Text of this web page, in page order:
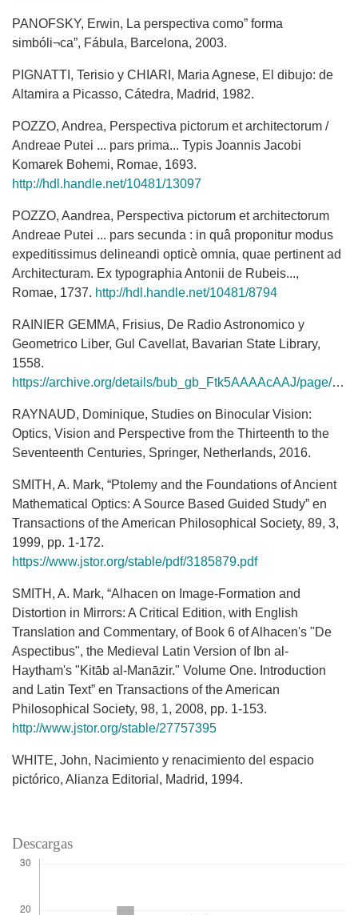
PANOFSKY, Erwin, La perspectiva como” forma
simbóli¬ca”, Fábula, Barcelona, 2003.
PIGNATTI, Terisio y CHIARI, Maria Agnese, El dibujo: de
Altamira a Picasso, Cátedra, Madrid, 1982.
POZZO, Andrea, Perspectiva pictorum et architectorum /
Andreae Putei ... pars prima... Typis Joannis Jacobi
Komarek Bohemi, Romae, 1693.
http://hdl.handle.net/10481/13097
POZZO, Aandrea, Perspectiva pictorum et architectorum
Andreae Putei ... pars secunda : in quâ proponitur modus
expeditissimus delineandi opticè omnia, quae pertinent ad
Architecturam. Ex typographia Antonii de Rubeis...,
Romae, 1737. http://hdl.handle.net/10481/8794
RAINIER GEMMA, Frisius, De Radio Astronomico y
Geometrico Liber, Gul Cavellat, Bavarian State Library,
1558.
https://archive.org/details/bub_gb_Ftk5AAAAcAAJ/page/n77
RAYNAUD, Dominique, Studies on Binocular Vision:
Optics, Vision and Perspective from the Thirteenth to the
Seventeenth Centuries, Springer, Netherlands, 2016.
SMITH, A. Mark, “Ptolemy and the Foundations of Ancient
Mathematical Optics: A Source Based Guided Study” en
Transactions of the American Philosophical Society, 89, 3,
1999, pp. 1-172.
https://www.jstor.org/stable/pdf/3185879.pdf
SMITH, A. Mark, “Alhacen on Image-Formation and
Distortion in Mirrors: A Critical Edition, with English
Translation and Commentary, of Book 6 of Alhacen's "De
Aspectibus", the Medieval Latin Version of Ibn al-
Haytham's "Kitāb al-Manāzir." Volume One. Introduction
and Latin Text” en Transactions of the American
Philosophical Society, 98, 1, 2008, pp. 1-153.
http://www.jstor.org/stable/27757395
WHITE, John, Nacimiento y renacimiento del espacio
pictórico, Alianza Editorial, Madrid, 1994.
Descargas